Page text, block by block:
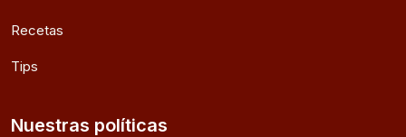
Recetas
Tips
Nuestras políticas